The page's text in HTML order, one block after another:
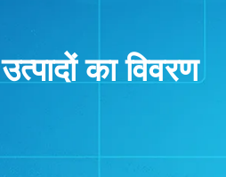
उत्पादों का विवरण